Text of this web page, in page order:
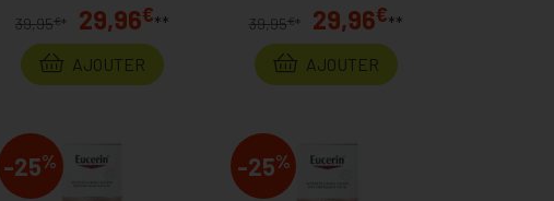
39,95€* 29,96€**
AJOUTER
39,95€ * 29,96€**
AJOUTER
-25% -25%